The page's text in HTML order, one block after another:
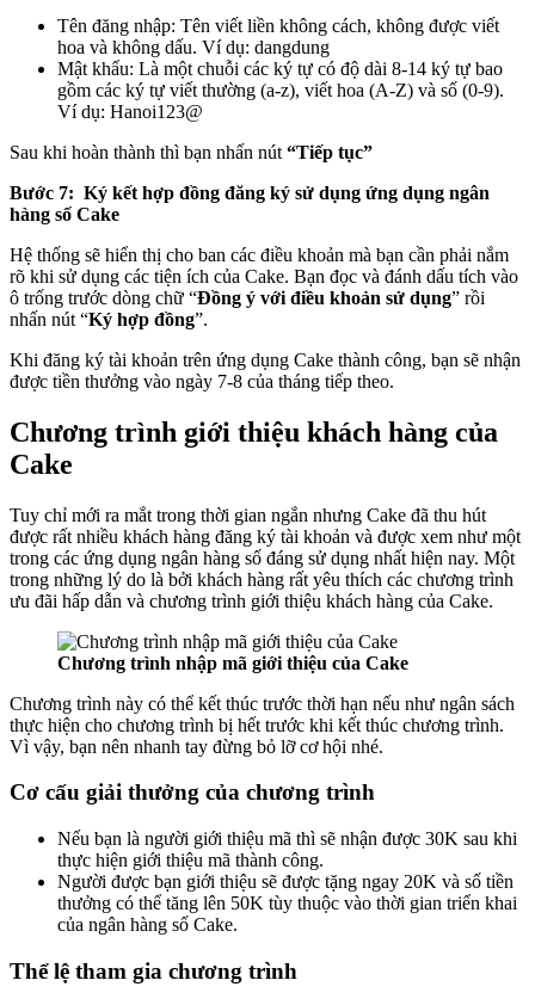
Tên đăng nhập: Tên viết liền không cách, không được viết
hoa và không dấu. Ví dụ: dangdung
Mật khẩu: Là một chuỗi các ký tự có độ dài 8-14 ký tự bao
gồm các ký tự viết thường (a-z), viết hoa (A-Z) và số (0-9).
Ví dụ: Hanoi123@
Sau khi hoàn thành thì bạn nhấn nút “Tiếp tục”
Bước 7: Ký kết hợp đồng đăng ký sử dụng ứng dụng ngân
hàng số Cake
Hệ thống sẽ hiển thị cho ban các điều khoản mà bạn cần phải nắm
rõ khi sử dụng các tiện ích của Cake. Bạn đọc và đánh dấu tích vào
ô trống trước dòng chữ “Đồng ý với điều khoản sử dụng” rồi
nhấn nút “Ký hợp đồng”.
Khi đăng ký tài khoản trên ứng dụng Cake thành công, bạn sẽ nhận
được tiền thưởng vào ngày 7-8 của tháng tiếp theo.
Chương trình giới thiệu khách hàng của
Cake
Tuy chỉ mới ra mắt trong thời gian ngắn nhưng Cake đã thu hút
được rất nhiều khách hàng đăng ký tài khoản và được xem như một
trong các ứng dụng ngân hàng số đáng sử dụng nhất hiện nay. Một
trong những lý do là bởi khách hàng rất yêu thích các chương trình
ưu đãi hấp dẫn và chương trình giới thiệu khách hàng của Cake.
Chương trình nhập mã giới thiệu của Cake
Chương trình này có thể kết thúc trước thời hạn nếu như ngân sách
thực hiện cho chương trình bị hết trước khi kết thúc chương trình.
Vì vậy, bạn nên nhanh tay đừng bỏ lỡ cơ hội nhé.
Cơ cấu giải thưởng của chương trình
Nếu bạn là người giới thiệu mã thì sẽ nhận được 30K sau khi
thực hiện giới thiệu mã thành công.
Người được bạn giới thiệu sẽ được tặng ngay 20K và số tiền
thưởng có thể tăng lên 50K tùy thuộc vào thời gian triển khai
của ngân hàng số Cake.
Thể lệ tham gia chương trình